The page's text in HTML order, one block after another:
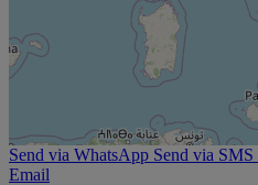
Send via WhatsApp Send via SMS
Email